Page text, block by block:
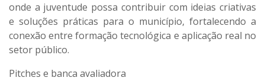
onde a juventude possa contribuir com ideias criativas
e soluções práticas para o município, fortalecendo a
conexão entre formação tecnológica e aplicação real no
setor público.
Pitches e banca avaliadora